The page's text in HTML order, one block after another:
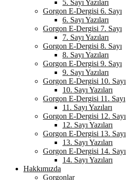
5. Sayı Yazıları
Gorgon E-Dergisi 6. Sayı
6. Sayı Yazıları
Gorgon E-Dergisi 7. Sayı
7. Sayı Yazıları
Gorgon E-Dergisi 8. Sayı
8. Sayı Yazıları
Gorgon E-Dergisi 9. Sayı
9. Sayı Yazıları
Gorgon E-Dergisi 10. Sayı
10. Sayı Yazıları
Gorgon E-Dergisi 11. Sayı
11. Sayı Yazıları
Gorgon E-Dergisi 12. Sayı
12. Sayı Yazıları
Gorgon E-Dergisi 13. Sayı
13. Sayı Yazıları
Gorgon E-Dergisi 14. Sayı
14. Sayı Yazıları
Hakkımızda
Gorgonlar